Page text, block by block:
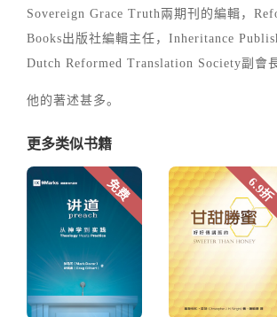
Sovereign Grace Truth兩期刊的編輯，
Books出版社編輯主任，Inheritance
Dutch Reformed Translation Society副會
他的著述甚多。
更多类似书籍